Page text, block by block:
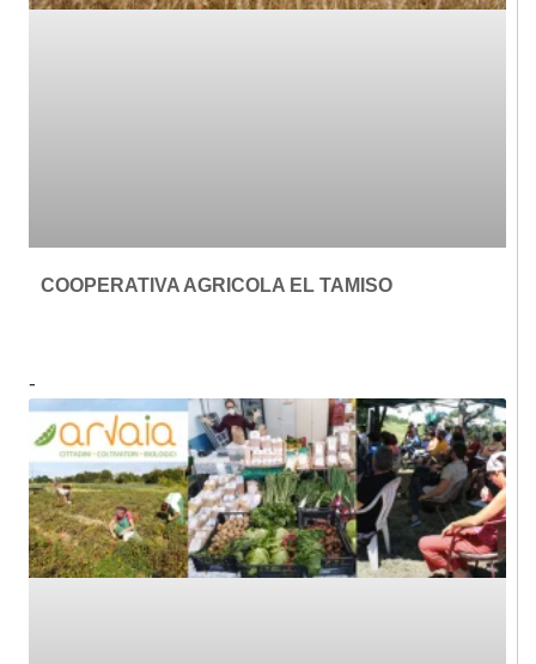
COOPERATIVA AGRICOLA EL TAMISO